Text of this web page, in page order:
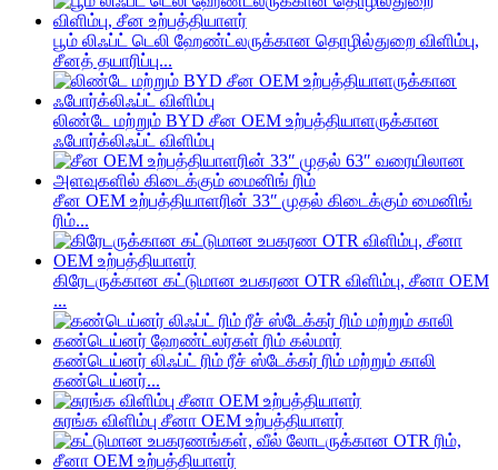
பூம் லிஃப்ட் டெலி ஹேண்ட்லருக்கான தொழில்துறை விளிம்பு,
சீனத் தயாரிப்பு...
லிண்டே மற்றும் BYD சீன OEM உற்பத்தியாளருக்கான
ஃபோர்க்லிஃப்ட் விளிம்பு
சீன OEM உற்பத்தியாளரின் 33″ முதல் கிடைக்கும் மைனிங்
ரிம்...
கிரேடருக்கான கட்டுமான உபகரண OTR விளிம்பு, சீனா OEM
...
கண்டெய்னர் லிஃப்ட் ரிம் ரீச் ஸ்டேக்கர் ரிம் மற்றும் காலி
கண்டெய்னர்...
சுரங்க விளிம்பு சீனா OEM உற்பத்தியாளர்